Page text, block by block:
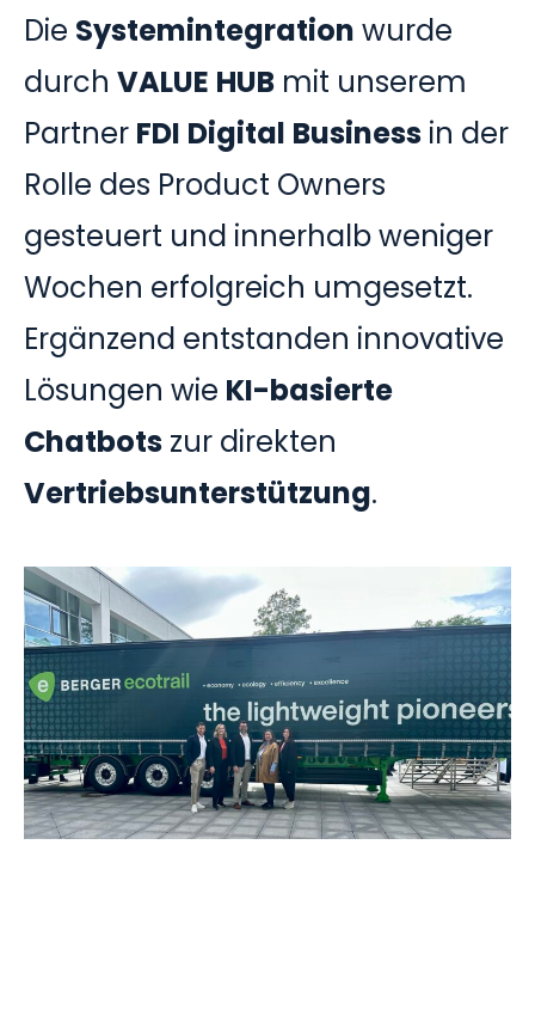
Die Systemintegration wurde
durch VALUE HUB mit unserem
Partner FDI Digital Business in der
Rolle des Product Owners
gesteuert und innerhalb weniger
Wochen erfolgreich umgesetzt.
Ergänzend entstanden innovative
Lösungen wie KI-basierte
Chatbots zur direkten
Vertriebsunterstützung.